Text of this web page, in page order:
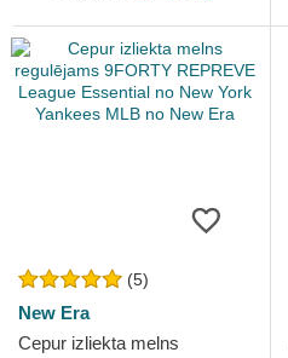
(5)
New Era
Cepur izliekta melns